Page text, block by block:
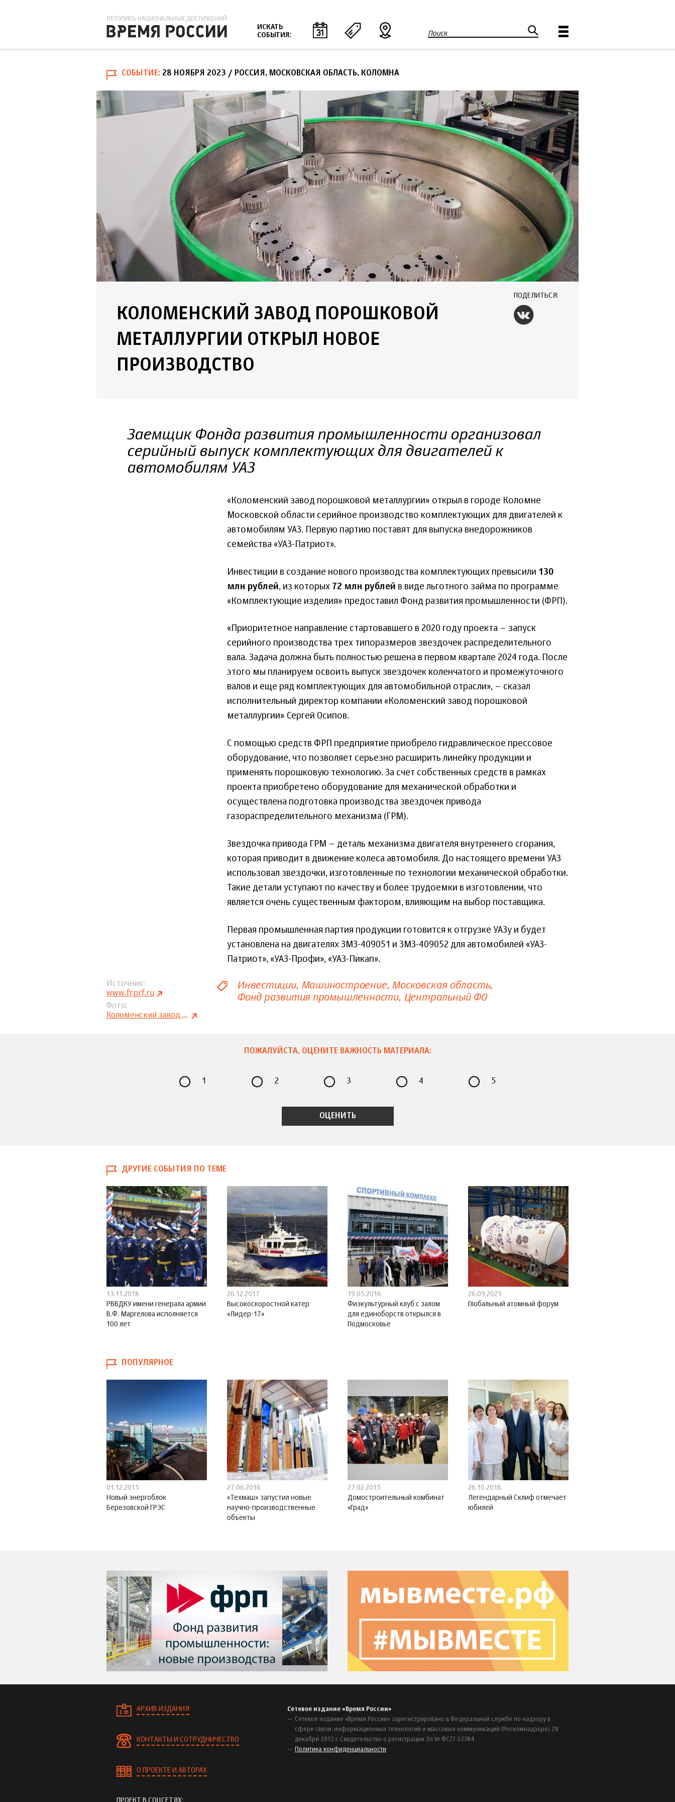
ИСКАТЬ
СОБЫТИЯ:
м
о
с
а
Поиск
СОБЫТИЕ 28 НОЯБРЯ 2023 / РОССИЯ, МОСКОВСКАЯ ОБЛАСТЬ, КОЛОМНА
ПОДЕЛИТЬСЯ:
КОЛОМЕНСКИЙ ЗАВОД ПОРОШКОВОЙ
МЕТАЛЛУРГИИ ОТКРЫЛ НОВОЕ
ПРОИЗВОДСТВО
Заемщик Фонда развития промышленности организовал
серийный выпуск комплектующих для двигателей к
автомобилям УАЗ
«Коломенский завод порошковой металлургии» открыл в городе Коломне
Московской области серийное производство комплектующих для двигателей к
автомобилям УАЗ. Первую партию поставят для выпуска внедорожников
семейства «УАЗ-Патриот».
Инвестиции в создание нового производства комплектующих превысили 130
млн рублей, из которых 72 млн рублей в виде льготного займа по программе
«Комплектующие изделия» предоставил Фонд развития промышленности (ФРП).
«Приоритетное направление стартовавшего в 2020 году проекта – запуск
серийного производства трех типоразмеров звездочек распределительного
вала. Задача должна быть полностью решена в первом квартале 2024 года. После
этого мы планируем освоить выпуск звездочек коленчатого и промежуточного
валов и еще ряд комплектующих для автомобильной отрасли», – сказал
исполнительный директор компании «Коломенский завод порошковой
металлургии» Сергей Осипов.
С помощью средств ФРП предприятие приобрело гидравлическое прессовое
оборудование, что позволяет серьезно расширить линейку продукции и
применять порошковую технологию. За счет собственных средств в рамках
проекта приобретено оборудование для механической обработки и
осуществлена подготовка производства звездочек привода
газораспределительного механизма (ГРМ).
Звездочка привода ГРМ – деталь механизма двигателя внутреннего сгорания,
которая приводит в движение колеса автомобиля. До настоящего времени УАЗ
использовал звездочки, изготовленные по технологии механической обработки.
Такие детали уступают по качеству и более трудоемки в изготовлении, что
является очень существенным фактором, влияющим на выбор поставщика.
Первая промышленная партия продукции готовится к отгрузке УАЗу и будет
установлена на двигателях ЗМЗ-409051 и ЗМЗ-409052 для автомобилей «УАЗ-
Патриот», «УАЗ-Профи», «УАЗ-Пикап».
Источник
www.frprf.ru
Фото
Коломенский завод порошковой металлургии
Инвестиции Машиностроение Московская область
Фонд развития промышленности Центральный ФО
ПОЖАЛУЙСТА, ОЦЕНИТЕ ВАЖНОСТЬ МАТЕРИАЛА:
1 2 3 4 5
ДРУГИЕ СОБЫТИЯ ПО ТЕМЕ
13.11.2018
РВВДКУ имени генерала армии
В.Ф. Маргелова исполняется
100 лет
26.12.2017
Высокоскоростной катер
«Лидер-17»
19.05.2016
Физкультурный клуб с залом
для единоборств открылся в
Подмосковье
26.09.2025
Глобальный атомный форум
ПОПУЛЯРНОЕ
01.12.2015
Новый энергоблок
Березовской ГРЭС
27.06.2016
«Техмаш» запустил новые
научно-производственные
объекты
27.02.2015
Домостроительный комбинат
«Град»
26.10.2018
Легендарный Склиф отмечает
юбилей
АРХИВ ИЗДАНИЯ
КОНТАКТЫ И СОТРУДНИЧЕСТВО
О ПРОЕКТЕ И АВТОРАХ
Сетевое издание «Время России»
Сетевое издание «Время России» зарегистрировано в Федеральной службе по надзору в
сфере связи, информационных технологий и массовых коммуникаций (Роскомнадзоре) 28
декабря 2012 г. Свидетельство о регистрации Эл № ФС77-52384
Политика конфиденциальности
ПРОЕКТ В СОЦСЕТЯХ: